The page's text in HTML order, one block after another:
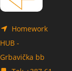
Homework
HUB -
Grbavička bb